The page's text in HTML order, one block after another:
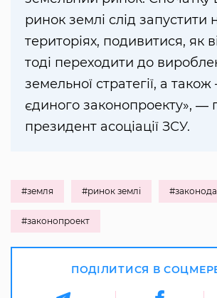
ринок землі слід запустити
територіях, подивитися, як
тоді переходити до
земельної стратегії, а
єдиного законопроекту», ―
президент асоціації ЗСУ.
#земля #ринок землі
#законопроект
ПОДІЛИТИСЯ В